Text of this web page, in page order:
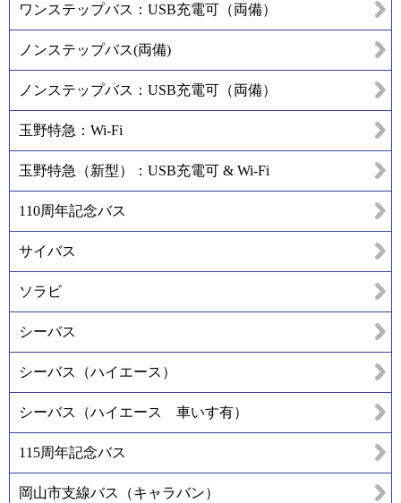
ワンステップバス：USB充電可（両備）
ノンステップバス(両備)
ノンステップバス：USB充電可（両備）
玉野特急：Wi-Fi
玉野特急（新型）：USB充電可 & Wi-Fi
110周年記念バス
サイバス
ソラビ
シーバス
シーバス（ハイエース）
シーバス（ハイエース 車いす有）
115周年記念バス
岡山市支線バス（キャラバン）